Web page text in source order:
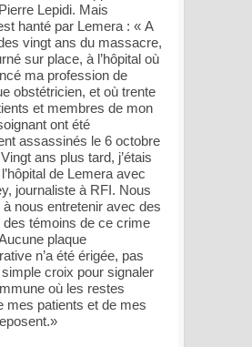
Lepidi. Mais
hanté par Lemera : « A
vingt ans du massacre,
sur place, à l’hôpital où
ma profession de
obstétricien, et où trente
et membres de mon
ont été
assassinés le 6 octobre
ans plus tard, j’étais
de Lemera avec
journaliste à RFI. Nous
nous entretenir avec des
témoins de ce crime
plaque
n’a été érigée, pas
croix pour signaler
où les restes
mes patients et de mes